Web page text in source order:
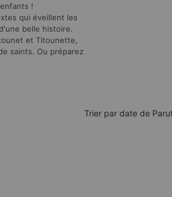
!
qui éveillent les
belle histoire.
et Titounette,
saints. Ou préparez